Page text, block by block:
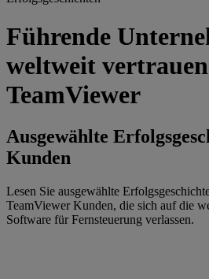
Führende
weltweit
TeamViewer
Ausgewählte
Kunden
Lesen Sie ausgewählte
TeamViewer Kunden, die sich auf die
Software für Fernsteuerung verlassen.